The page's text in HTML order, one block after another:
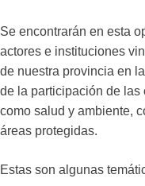
Se encontrarán en esta
actores e instituciones
de nuestra provincia en
de la participación de
como salud y ambiente,
áreas protegidas.
Estas son algunas